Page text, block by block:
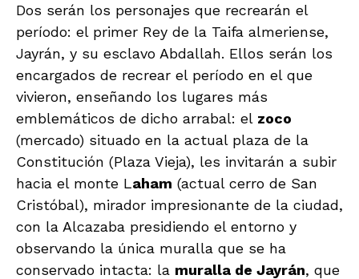
Dos serán los personajes que recrearán el
período: el primer Rey de la Taifa almeriense,
Jayrán, y su esclavo Abdallah. Ellos serán los
encargados de recrear el período en el que
vivieron, enseñando los lugares más
emblemáticos de dicho arrabal: el zoco
(mercado) situado en la actual plaza de la
Constitución (Plaza Vieja), les invitarán a subir
hacia el monte Laham (actual cerro de San
Cristóbal), mirador impresionante de la ciudad,
con la Alcazaba presidiendo el entorno y
observando la única muralla que se ha
conservado intacta: la muralla de Jayrán, que